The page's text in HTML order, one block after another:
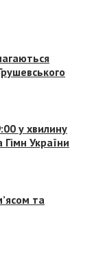
у хвилину
України
та